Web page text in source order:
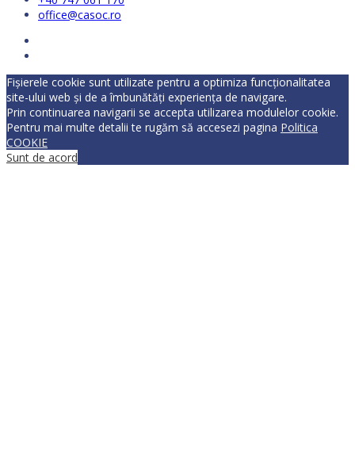
office@casoc.ro
Fișierele cookie sunt utilizate pentru a optimiza funcţionalitatea
site-ului web și de a îmbunătăţi experienţa de navigare.
Prin continuarea navigarii se accepta utilizarea modulelor cookie.
Pentru mai multe detalii te rugăm să accesezi pagina Politica
COOKIE
Sunt de acord